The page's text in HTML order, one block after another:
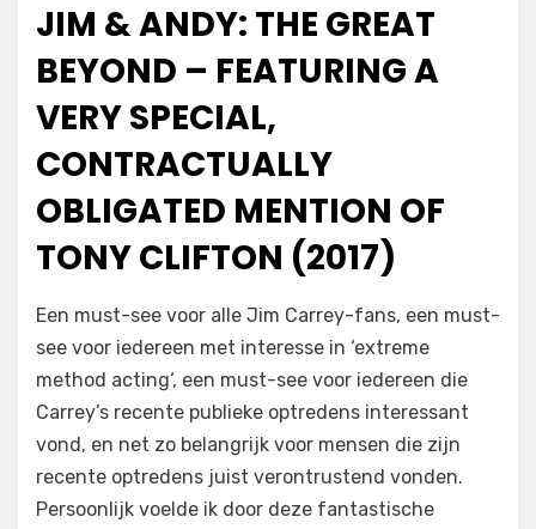
JIM & ANDY: THE GREAT
BEYOND – FEATURING A
VERY SPECIAL,
CONTRACTUALLY
OBLIGATED MENTION OF
TONY CLIFTON (2017)
Filmofiel.nl
Laat een reactie achter
op
&
Andy:
The
Great
–
Featuring
Een must-see voor alle Jim Carrey-fans, een must-
see voor iedereen met interesse in ‘extreme
method acting‘, een must-see voor iedereen die
Carrey’s recente publieke optredens interessant
vond, en net zo belangrijk voor mensen die zijn
recente optredens juist verontrustend vonden.
Persoonlijk voelde ik door deze fantastische